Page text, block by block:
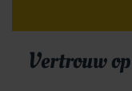
Vertrouw